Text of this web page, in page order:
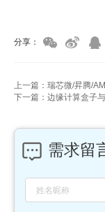
分享：
下一篇：边缘计算盒子
需求留